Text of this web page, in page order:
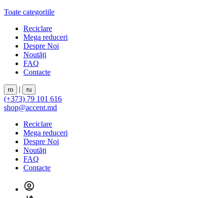
Toate categoriile
Reciclare
Mega reduceri
Despre Noi
Noutăți
FAQ
Contacte
ro | ru
(+373) 79 101 616
shop@accent.md
Reciclare
Mega reduceri
Despre Noi
Noutăți
FAQ
Contacte